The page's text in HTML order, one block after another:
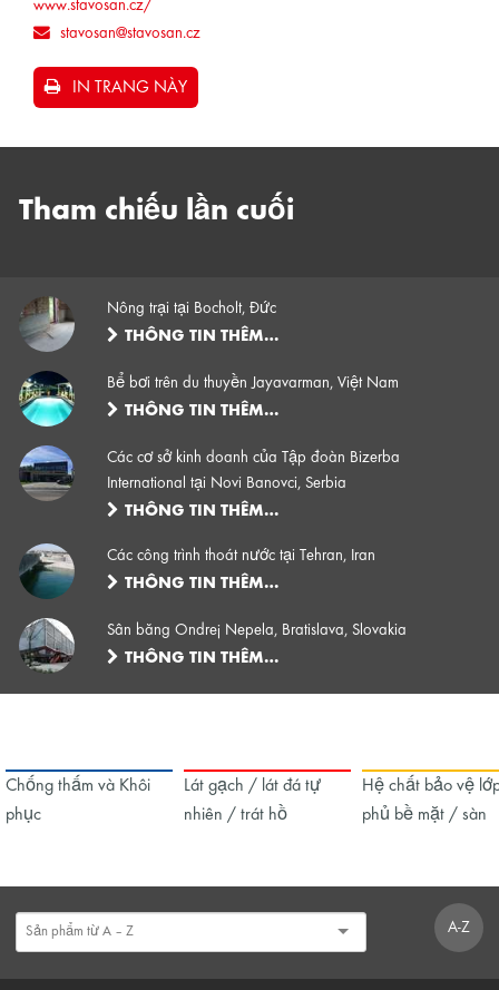
www.stavosan.cz/
stavosan@stavosan.cz
IN TRANG NÀY
Tham chiếu lần cuối
Nông trại tại Bocholt, Đức
THÔNG TIN THÊM…
Bể bơi trên du thuyền Jayavarman, Việt Nam
THÔNG TIN THÊM…
Các cơ sở kinh doanh của Tập đoàn Bizerba
International tại Novi Banovci, Serbia
THÔNG TIN THÊM…
Các công trình thoát nước tại Tehran, Iran
THÔNG TIN THÊM…
Sân băng Ondrej Nepela, Bratislava, Slovakia
THÔNG TIN THÊM…
Chống thấm và Khôi
phục
Lát gạch / lát đá tự
nhiên / trát hồ
Hệ chất bảo vệ
phủ bề mặt / sàn
A-Z